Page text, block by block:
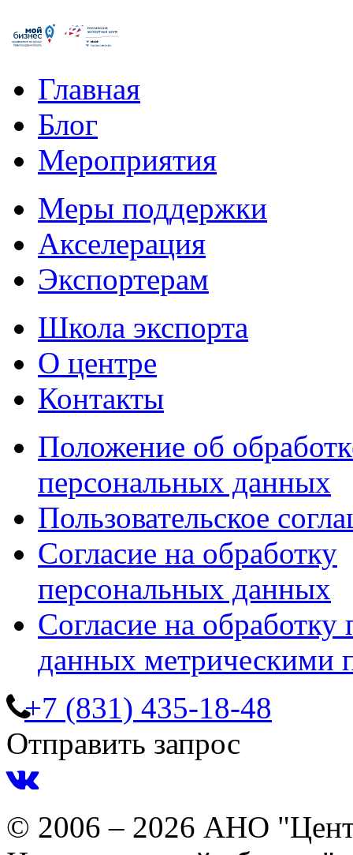
Главная
Блог
Мероприятия
Меры поддержки
Акселерация
Экспортерам
Школа экспорта
О центре
Контакты
Положение об
персональных данных
Пользовательское
Согласие на обработку
персональных данных
Согласие на обработку
данных метрическими
+7 (831) 435-18-48
Отправить запрос
© 2006 – 2026 АНО